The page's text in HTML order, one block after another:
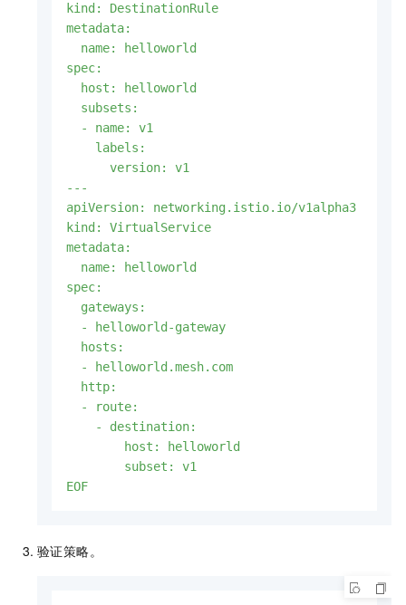
kind: DestinationRule
metadata:
  name: helloworld
spec:
  host: helloworld
  subsets:
  - name: v1
    labels:
      version: v1
---
apiVersion: networking.istio.io/v1alpha3
kind: VirtualService
metadata:
  name: helloworld
spec:
  gateways:
  - helloworld-gateway
  hosts:
  - helloworld.mesh.com
  http:
  - route:
    - destination:
        host: helloworld
        subset: v1
EOF
验证策略。